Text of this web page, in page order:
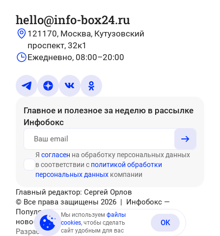
hello@info-box24.ru
121170, Москва, Кутузовский
проспект, 32к1
Ежедневно, 08:00–20:00
Главное и полезное за неделю в рассылке
Инфобокс
Я согласен на обработку персональных данных
в соответствии с политикой обработки
персональных данных компании
Главный редактор: Сергей Орлов
© Все права защищены 2026 | Инфобокс —
Популярные тесты, головоломки, актуальные
новости
РазработаноMediatex
Мы используем файлы
cookies, чтобы сделать
сайт удобным для вас
OK